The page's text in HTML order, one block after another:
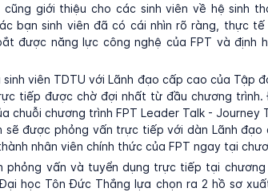
giới thiệu cho các sinh viên về hệ sinh
bạn sinh viên đã có cái nhìn rõ ràng, thực tế
được năng lực công nghệ của FPT và định
viên TDTU với Lãnh đạo cấp cao của Tập
tiếp được chờ đợi nhất từ đầu chương trình.
chuỗi chương trình FPT Leader Talk - Journey
sẽ được phỏng vấn trực tiếp với dàn Lãnh
nhân viên chính thức của FPT ngay tại
phỏng vấn và tuyển dụng trực tiếp tại
học Tôn Đức Thắng lựa chọn ra 2 hồ sơ